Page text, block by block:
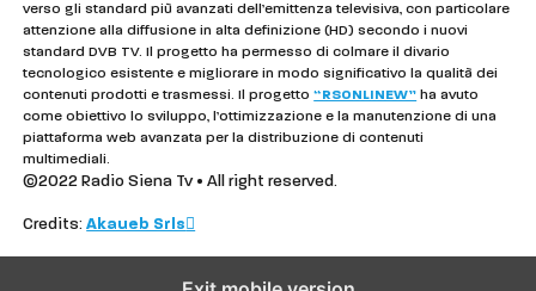
verso gli standard più avanzati dell’emittenza televisiva, con particolare
attenzione alla diffusione in alta definizione (HD) secondo i nuovi
standard DVB TV. Il progetto ha permesso di colmare il divario
tecnologico esistente e migliorare in modo significativo la qualità dei
contenuti prodotti e trasmessi. Il progetto“RSONLINEW” ha avuto
come obiettivo lo sviluppo, l’ottimizzazione e la manutenzione di una
piattaforma web avanzata per la distribuzione di contenuti
multimediali.
©2022 Radio Siena Tv • All right reserved.
Credits:Akaueb Srls